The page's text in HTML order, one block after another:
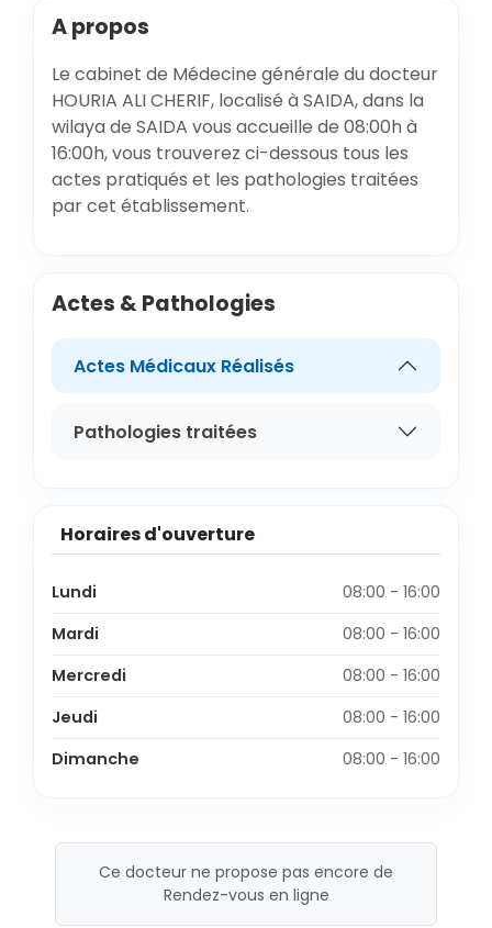
A propos
Le cabinet de Médecine générale du docteur
HOURIA ALI CHERIF, localisé à SAIDA, dans la
wilaya de SAIDA vous accueille de 08:00h à
16:00h, vous trouverez ci-dessous tous les
actes pratiqués et les pathologies traitées
par cet établissement.
Actes & Pathologies
Actes Médicaux Réalisés
Pathologies traitées
Horaires d'ouverture
Lundi
08:00 - 16:00
Mardi
08:00 - 16:00
Mercredi
08:00 - 16:00
Jeudi
08:00 - 16:00
Dimanche
08:00 - 16:00
Ce docteur ne propose pas encore de
Rendez-vous en ligne